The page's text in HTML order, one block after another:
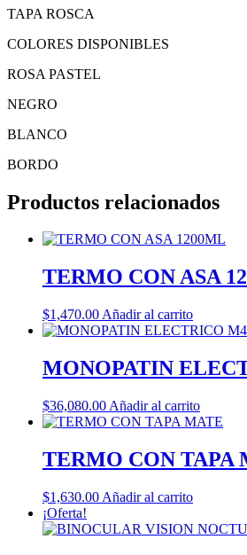
TAPA ROSCA
COLORES DISPONIBLES
ROSA PASTEL
NEGRO
BLANCO
BORDO
Productos relacionados
TERMO CON ASA
$1,470.00 Añadir al carrito
MONOPATIN
$36,080.00 Añadir al carrito
TERMO CON TAPA
$1,630.00 Añadir al carrito
¡Oferta!